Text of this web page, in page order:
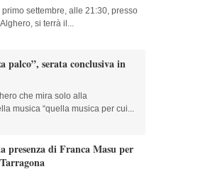
settembre, alle 21:30, presso
si terrà il...
palco”, serata conclusiva in
che mira solo alla
musica “quella musica per cui...
presenza di Franca Masu per